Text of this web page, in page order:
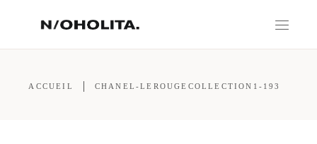
ACCUEIL CHANEL-LEROUGECOLLECTION1-193